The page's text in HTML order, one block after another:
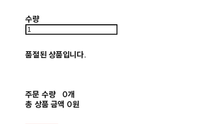
수량
품절된 상품입니다.
주문 수량
0개
총 상품 금액 0원